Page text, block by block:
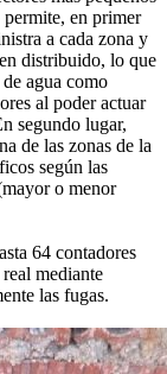
en primer
a cada zona y
distribuido, lo que
agua como
al poder actuar
segundo lugar,
de las zonas de la
según las
o menor
64 contadores
mediante
las fugas.